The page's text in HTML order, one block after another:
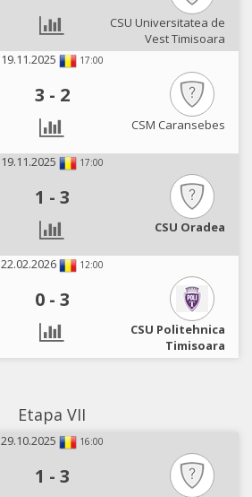
CSU Universitatea de
Vest Timisoara
19.11.2025
17:00
3 - 2
CSM Caransebes
19.11.2025 17:00
1 - 3
CSU Oradea
22.02.2026 12:00
0 - 3
CSU Politehnica
Timisoara
Etapa VII
29.10.2025 16:00
1 - 3